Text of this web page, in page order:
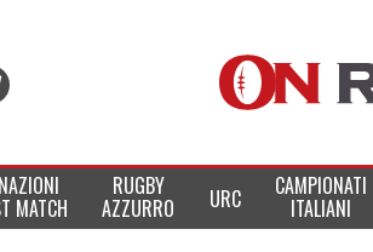
MATCH
RUGBY
AZZURRO URC CAMPIONATI
ITALIANI